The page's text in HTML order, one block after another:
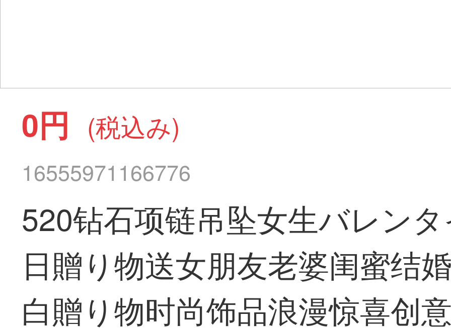
0円 (税込み)
16555971166776
520钻石项链吊坠女生バレン
日贈り物送女朋友老婆闺蜜结
白贈り物时尚饰品浪漫惊喜创